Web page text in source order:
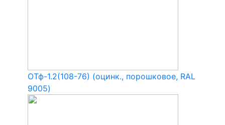
ОТф-1.2(108-76) (оцинк., порошковое, RAL
9005)